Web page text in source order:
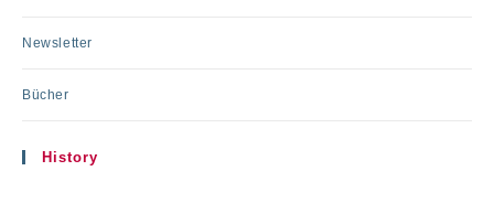
Newsletter
Bücher
History